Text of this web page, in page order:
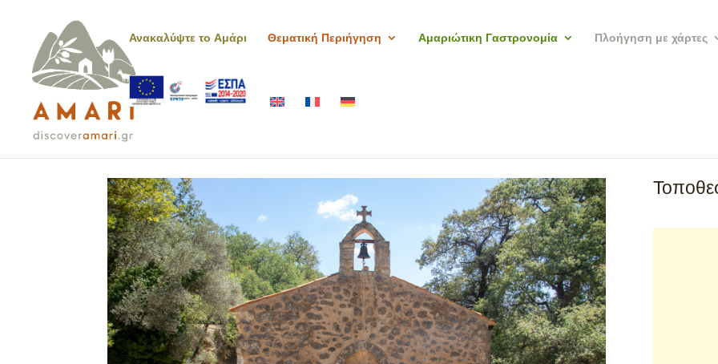
Ανακαλύψτε το Αμάρι Θεματική Περιήγηση Αμαριώτικη Γαστρονομία Πλοήγηση με χάρτες